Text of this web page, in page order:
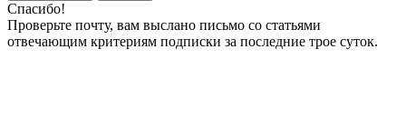
Спасибо!
Проверьте почту, вам выслано письмо со статьями
отвечающим критериям подписки за последние трое суток.